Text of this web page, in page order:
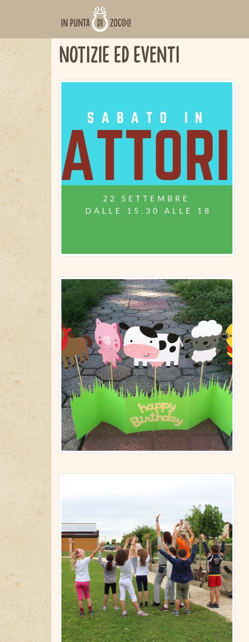
www.inpuntadizoccoli.it
Notizie ed eventi